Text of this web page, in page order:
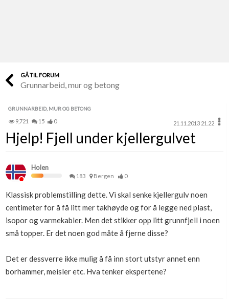
Finn håndverkere
Papirer som mangler
Skaff dokumentasjon som mangler
Kundeservice
Få svar på det du lurer på
Kom i gang med Boligmappa
Se din bolig? Klikk her
Boligmappa+
GÅ TIL FORUM
Grunnarbeid, mur og betong
GRUNNARBEID, MUR OG BETONG
9,721 15 0 21.11.2013 21.22
Hjelp! Fjell under kjellergulvet
Holen
183 Bergen 0
Klassisk problemstilling dette. Vi skal senke kjellergulv noen
centimeter for å få litt mer takhøyde og for å legge ned plast,
isopor og varmekabler. Men det stikker opp litt grunnfjell i noen
små topper. Er det noen god måte å fjerne disse?
Det er dessverre ikke mulig å få inn stort utstyr annet enn
borhammer, meisler etc. Hva tenker ekspertene?